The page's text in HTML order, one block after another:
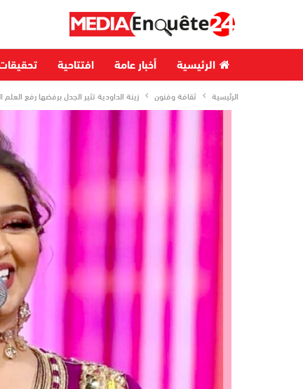
الرئيسية أخبار عامة افتتاحية
الرئيسية ثقافة وفنون زينة الداودية تثير الجدل برفضها رفع